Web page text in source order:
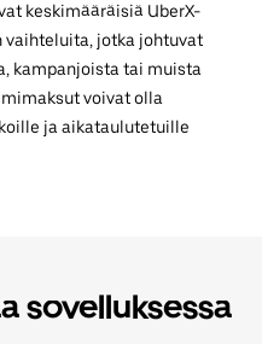
keskimääräisiä UberX-
vaihteluita, jotka johtuvat
kampanjoista tai muista
voivat olla
ja aikataulutetuille
sovelluksessa